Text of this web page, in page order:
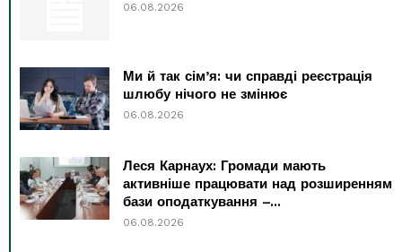
06.08.2026
Ми й так сім’я: чи справді реєстрація
шлюбу нічого не змінює
06.08.2026
Леся Карнаух: Громади мають
активніше працювати над розширенням
бази оподаткування –...
06.08.2026